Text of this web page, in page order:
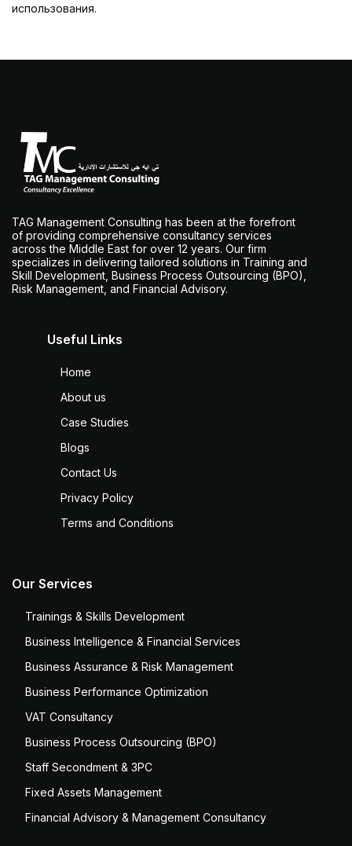
использования.
TAG Management Consulting has been at the forefront
of providing comprehensive consultancy services
across the Middle East for over 12 years. Our firm
specializes in delivering tailored solutions in Training and
Skill Development, Business Process Outsourcing (BPO),
Risk Management, and Financial Advisory.
Useful Links
Home
About us
Case Studies
Blogs
Contact Us
Privacy Policy
Terms and Conditions
Our Services
Trainings & Skills Development
Business Intelligence & Financial Services
Business Assurance & Risk Management
Business Performance Optimization
VAT Consultancy
Business Process Outsourcing (BPO)
Staff Secondment & 3PC
Fixed Assets Management
Financial Advisory & Management Consultancy